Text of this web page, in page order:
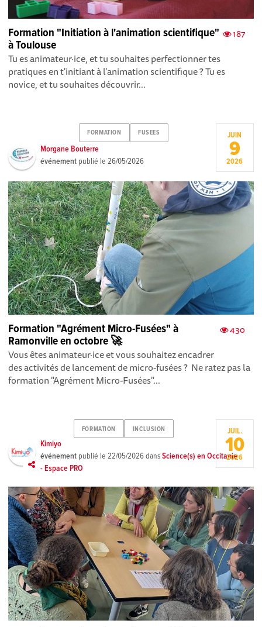
187
Formation "Initiation à l'animation scientifique"
à Toulouse
Tu es animateur·ice, et tu souhaites perfectionner tes
pratiques en t'initiant à l'animation scientifique ? Tu es
novice, et tu souhaites découvrir...
FORMATION FUSEES
Morgane Bouterre
événement publié le26/05/2026
JUIN
9
2026
430
Formation "Agrément Micro-Fusées" à
Ramonville en octobre 🚀
Vous êtes animateur·ice et vous souhaitez encadrer
des activités de lancement de micro-fusées ? Ne ratez pas la
formation "Agrément Micro-Fusées"...
FORMATION INCLUSION
Kimiyo
événement publié le22/05/2026dansScience(s) en Occitanie
- Espace PRO
JUIL.
10
2026